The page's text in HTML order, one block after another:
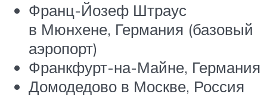
Франц-Йозеф Штраус
в Мюнхене, Германия (базовый
аэропорт)
Франкфурт-на-Майне, Германия
Домодедово в Москве, Россия